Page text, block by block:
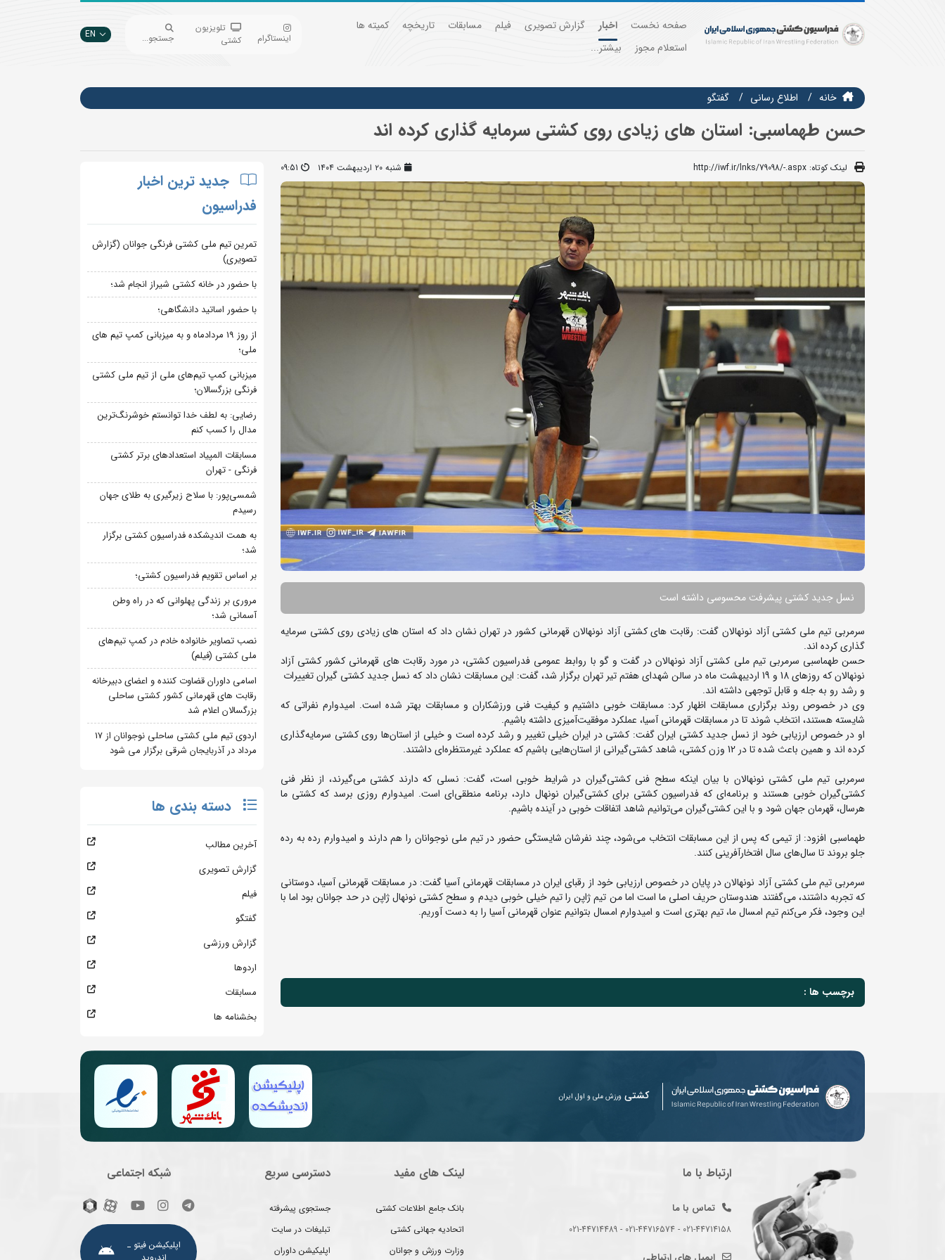
صفحه نخست اخبار گزارش تصویری فیلم مسابقات تاریخچه
کمیته ها
استعلام مجوز
بیشتر...
اینستاگرام
تلویزیون
کشتی
جستجو... EN
خانه اطلاع رسانی گفتگو
حسن طهماسبی: استان های زیادی روی کشتی سرمایه گذاری کرده اند
لینک کوتاه: http://iwf.ir/lnks/79098/-.aspx شنبه ۲۰ اردیبهشت ۱۴۰۴ 09:51
نسل جدید کشتی پیشرفت محسوسی داشته است
سرمربی تیم ملی کشتی آزاد نونهالان گفت: رقابت های کشتی آزاد نونهالان قهرمانی کشور در تهران نشان داد که استان های زیادی روی کشتی سرمایه
گذاری کرده اند.
حسن طهماسبی سرمربی تیم ملی کشتی آزاد نونهالان در گفت و گو با روابط عمومی فدراسیون کشتی، در مورد رقابت های قهرمانی کشور کشتی آزاد
نونهالان که روزهای 18 و 19 اردیبهشت ماه در سالن شهدای هفتم تیر تهران برگزار شد، گفت: این مسابقات نشان داد که نسل جدید کشتی گیران تغییرات
و رشد رو به جله و قابل توجهی داشته اند.
وی در خصوص روند برگزاری مسابقات اظهار کرد:‌ مسابقات خوبی داشتیم و کیفیت فنی ورزشکاران و مسابقات بهتر شده است. امیدوارم نفراتی که
شایسته‌ هستند، انتخاب شوند تا در مسابقات قهرمانی آسیا، عملکرد موفقیت‌آمیزی داشته باشیم.
او در خصوص ارزیابی خود از نسل جدید کشتی ایران گفت: کشتی در ایران خیلی تغییر و رشد کرده است و خیلی از استان‌ها روی کشتی سرمایه‌گذاری
کرده اند و همین باعث شده تا در 12 وزن کشتی، شاهد کشتی‌گیرانی از استان‌هایی باشیم که عملکرد غیرمنتظره‌ای داشتند.
سرمربی تیم ملی کشتی نونهالان با بیان اینکه سطح فنی کشتی‌گیران در شرایط خوبی است، گفت: نسلی که دارند کشتی می‌‌گیرند، از نظر فنی
کشتی‌گیران خوبی هستند و برنامه‌‌ای که فدراسیون کشتی برای کشتی‌گیران نونهال دارد، برنامه منطقی‌ای است. امیدوارم روزی برسد که کشتی ما
هرسال، قهرمان جهان شود و با این کشتی‌گیران می‌توانیم شاهد اتفاقات خوبی در آینده باشیم.
طهماسبی افزود: از تیمی که پس از این مسابقات انتخاب می‌شود، چند نفرشان شایستگی حضور در تیم ملی نوجوانان را هم دارند و امیدوارم رده به رده
جلو بروند تا سال‌های سال‌ افتخارآفرینی کنند.
سرمربی تیم ملی کشتی آزاد نونهالان در پایان در خصوص ارزیابی خود از رقبای ایران در مسابقات قهرمانی آسیا گفت: در مسابقات قهرمانی آسیا، دوستانی
که تجربه داشتند، می‌گفتند هندوستان حریف اصلی ما است اما من تیم ژاپن را تیم خیلی خوبی دیدم و سطح کشتی نونهال ژاپن در حد جوانان بود اما با
این وجود، فکر می‌کنم تیم امسال ما، تیم بهتری است و امیدوارم امسال بتوانیم عنوان قهرمانی آسیا را به دست آوریم.
برچسب ها :
جدید ترین اخبار
فدراسیون
تمرین تیم ملی کشتی فرنگی جوانان (گزارش
تصویری)
با حضور در خانه کشتی شیراز انجام شد؛
با حضور اساتید دانشگاهی؛
از روز 19 مردادماه و به میزبانی کمپ تیم های
ملی؛
میزبانی کمپ تیم‌های ملی از تیم ملی کشتی
فرنگی بزرگسالان؛
رضایی: به لطف خدا توانستم خوشرنگ‌ترین
مدال را کسب کنم
مسابقات المپیاد استعدادهای برتر کشتی
فرنگی - تهران
شمسی‌پور: با سلاح زیرگیری به طلای جهان
رسیدم
به همت اندیشکده فدراسیون کشتی برگزار
شد؛
بر اساس تقویم فدراسیون کشتی؛
مروری بر زندگی پهلوانی که در راه وطن
آسمانی شد؛
نصب تصاویر خانواده خادم در کمپ تیم‌های
ملی کشتی (فیلم)
اسامی داوران قضاوت کننده و اعضای دبیرخانه
رقابت های قهرمانی کشور کشتی ساحلی
بزرگسالان اعلام شد
اردوی تیم ملی کشتی ساحلی نوجوانان از 17
مرداد در آذربایجان شرقی برگزار می شود
دسته بندی ها
آخرین مطالب
گزارش تصویری
فیلم
گفتگو
گزارش ورزشی
اردوها
مسابقات
بخشنامه ها
کشتی ورزش ملی و اول ایران
ارتباط با ما
تماس با ما
021-44714158 - 021-44716574 - 021-44714489
لینک های مفید
بانک جامع اطلاعات کشتی
اتحادیه جهانی کشتی
وزارت ورزش و جوانان
دسترسی سریع
جستجوی پیشرفته
تبلیغات در سایت
اپلیکیشن داوران
شبکه اجتماعی
اپلیکیشن فیتو ـ